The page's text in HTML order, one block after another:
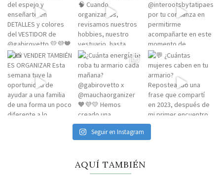
Seguir en Instagram
AQUÍ TAMBIÉN